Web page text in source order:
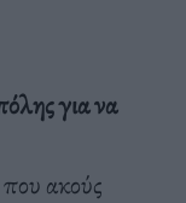
για να
ακούς